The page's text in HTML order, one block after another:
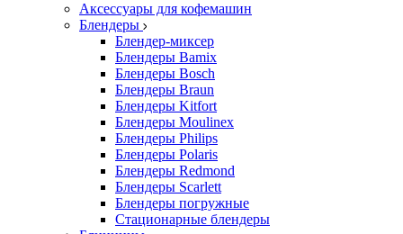
Аксессуары для кофемашин
Блендеры
Блендер-миксер
Блендеры Bamix
Блендеры Bosch
Блендеры Braun
Блендеры Kitfort
Блендеры Moulinex
Блендеры Philips
Блендеры Polaris
Блендеры Redmond
Блендеры Scarlett
Блендеры погружные
Стационарные блендеры